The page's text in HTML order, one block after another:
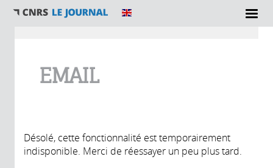
EMAIL
Désolé, cette fonctionnalité est temporairement
indisponible. Merci de réessayer un peu plus tard.